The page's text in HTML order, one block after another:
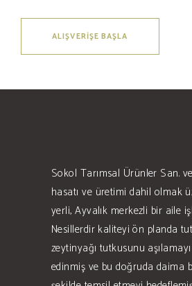
ALIŞVERIŞE BAŞLA
Sokol Tarımsal Ürünler San.
hasatı ve üretimi dahil olmak
yerli, Ayvalık merkezli bir aile
Nesillerdir kaliteyi ön planda
zeytinyağı tutkusunu
edinmiş ve bu doğruda daima